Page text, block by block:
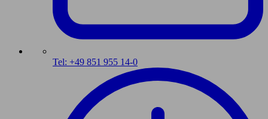
Tel: +49 851 955 14-0